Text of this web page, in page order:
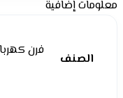
معلومات إضافية
الصنف